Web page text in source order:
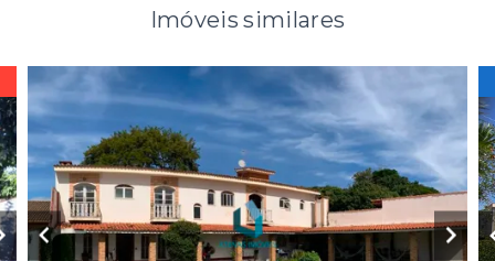
Imóveis similares